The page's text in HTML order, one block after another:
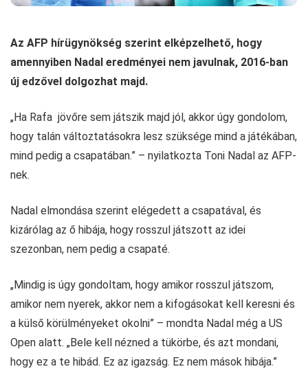
Az AFP hírügynökség szerint elképzelhető, hogy
amennyiben Nadal eredményei nem javulnak, 2016-ban
új edzővel dolgozhat majd.
„Ha Rafa jövőre sem játszik majd jól, akkor úgy gondolom,
hogy talán változtatásokra lesz szüksége mind a játékában,
mind pedig a csapatában.” – nyilatkozta Toni Nadal az AFP-
nek.
Nadal elmondása szerint elégedett a csapatával, és
kizárólag az ő hibája, hogy rosszul játszott az idei
szezonban, nem pedig a csapaté.
„Mindig is úgy gondoltam, hogy amikor rosszul játszom,
amikor nem nyerek, akkor nem a kifogásokat kell keresni és
a külső körülményeket okolni” – mondta Nadal még a US
Open alatt. „Bele kell nézned a tükörbe, és azt mondani,
hogy ez a te hibád. Ez az igazság. Ez nem mások hibája.”